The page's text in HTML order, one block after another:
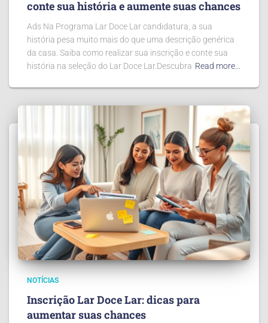
conte sua história e aumente suas chances
Ads Na Programa Lar Doce Lar candidatura, a sua
história pesa muito mais do que uma descrição genérica
da casa. Saiba como realizar sua inscrição e conte sua
história na seleção do Lar Doce Lar.Descubra Read more…
NOTÍCIAS
Inscrição Lar Doce Lar: dicas para
aumentar suas chances